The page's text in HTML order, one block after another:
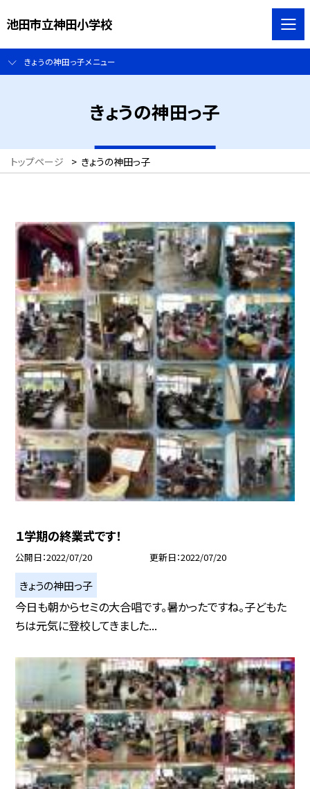
池田市立神田小学校
きょうの神田っ子メニュー
きょうの神田っ子
トップページ > きょうの神田っ子
１学期の終業式です！
公開日 2022/07/20 更新日 2022/07/20
きょうの神田っ子
今日も朝からセミの大合唱です。暑かったですね。子どもた
ちは元気に登校してきました...